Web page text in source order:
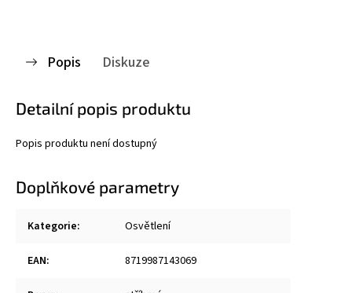
Popis Diskuze
Detailní popis produktu
Popis produktu není dostupný
Doplňkové parametry
Kategorie: Osvětlení
EAN: 8719987143069